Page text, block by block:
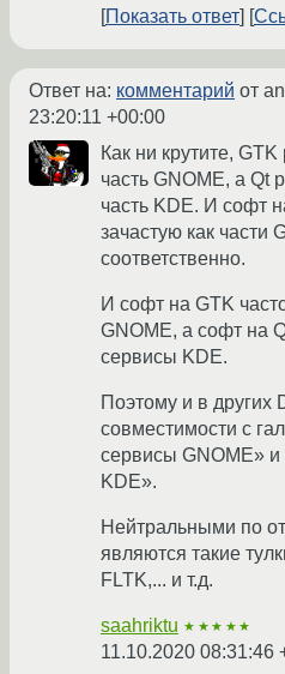
Показать ответ
Ответ на: комментарий от
23:20:11 +00:00
Как ни крутите,
часть GNOME, а Qt
часть KDE. И софт
зачастую как части
соответственно.
И софт на GTK
GNOME, а софт на
сервисы KDE.
Поэтому и в других
совместимости с
сервисы GNOME» и
KDE».
Нейтральными по
являются такие
FLTK,... и т.д.
saahriktu ★★★★★
11.10.2020 08:31:46